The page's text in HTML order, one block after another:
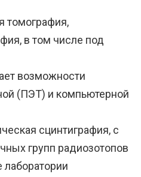
томография,
в том числе под
возможности
(ПЭТ) и компьютерной
сцинтиграфия, с
групп радиозотопов
лаборатории